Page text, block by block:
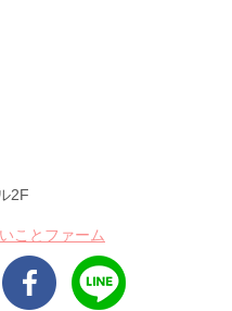
2F
ことファーム